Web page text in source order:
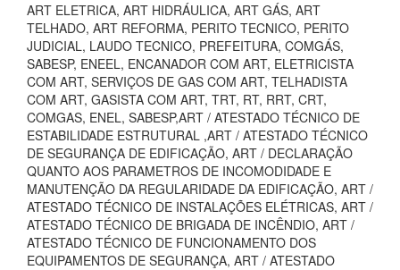
ART ELETRICA, ART HIDRÁULICA, ART GÁS, ART
TELHADO, ART REFORMA, PERITO TECNICO, PERITO
JUDICIAL, LAUDO TECNICO, PREFEITURA, COMGÁS,
SABESP, ENEEL, ENCANADOR COM ART, ELETRICISTA
COM ART, SERVIÇOS DE GAS COM ART, TELHADISTA
COM ART, GASISTA COM ART, TRT, RT, RRT, CRT,
COMGAS, ENEL, SABESP,ART / ATESTADO TÉCNICO DE
ESTABILIDADE ESTRUTURAL ,ART / ATESTADO TÉCNICO
DE SEGURANÇA DE EDIFICAÇÃO, ART / DECLARAÇÃO
QUANTO AOS PARAMETROS DE INCOMODIDADE E
MANUTENÇÃO DA REGULARIDADE DA EDIFICAÇÃO, ART /
ATESTADO TÉCNICO DE INSTALAÇÕES ELÉTRICAS, ART /
ATESTADO TÉCNICO DE BRIGADA DE INCÊNDIO, ART /
ATESTADO TÉCNICO DE FUNCIONAMENTO DOS
EQUIPAMENTOS DE SEGURANÇA, ART / ATESTADO